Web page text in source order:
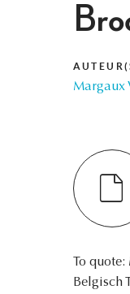
Margaux
To
Belgisch